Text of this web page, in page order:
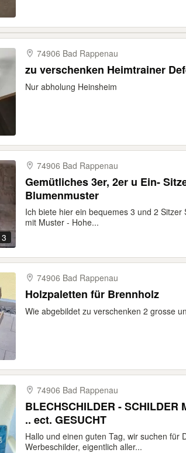
74906 Bad Rappenau
zu verschenken Heimtrainer
Nur abholung Heinsheim
3
74906 Bad Rappenau
Gemütliches 3er, 2er u Ein-
Blumenmuster
Ich biete hier ein bequemes 3 und 2 Sitzer
mit Muster - Hohe...
74906 Bad Rappenau
Holzpaletten für Brennholz
Wie abgebildet zu verschenken 2 grosse
74906 Bad Rappenau
BLECHSCHILDER - SCHILDER
.. ect. GESUCHT
Hallo und einen guten Tag, wir suchen für
Werbeschilder, eigentlich aller...